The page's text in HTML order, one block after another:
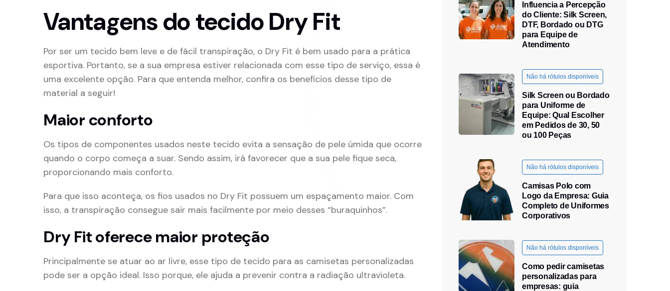
Vantagens do tecido Dry Fit
Por ser um tecido bem leve e de fácil transpiração, o Dry Fit é bem usado para a prática
esportiva. Portanto, se a sua empresa estiver relacionada com esse tipo de serviço, essa é
uma excelente opção. Para que entenda melhor, confira os benefícios desse tipo de
material a seguir!
Maior conforto
Os tipos de componentes usados neste tecido evita a sensação de pele úmida que ocorre
quando o corpo começa a suar. Sendo assim, irá favorecer que a sua pele fique seca,
proporcionando mais conforto.
Para que isso aconteça, os fios usados no Dry Fit possuem um espaçamento maior. Com
isso, a transpiração consegue sair mais facilmente por meio desses “buraquinhos”.
Dry Fit oferece maior proteção
Principalmente se atuar ao ar livre, esse tipo de tecido para as camisetas personalizadas
pode ser a opção ideal. Isso porque, ele ajuda a prevenir contra a radiação ultravioleta.
Influencia a Percepção
do Cliente: Silk Screen,
DTF, Bordado ou DTG
para Equipe de
Atendimento
Não há rótulos disponíveis
Silk Screen ou Bordado
para Uniforme de
Equipe: Qual Escolher
em Pedidos de 30, 50
ou 100 Peças
Não há rótulos disponíveis
Camisas Polo com
Logo da Empresa: Guia
Completo de Uniformes
Corporativos
Não há rótulos disponíveis
Como pedir camisetas
personalizadas para
empresas: guia